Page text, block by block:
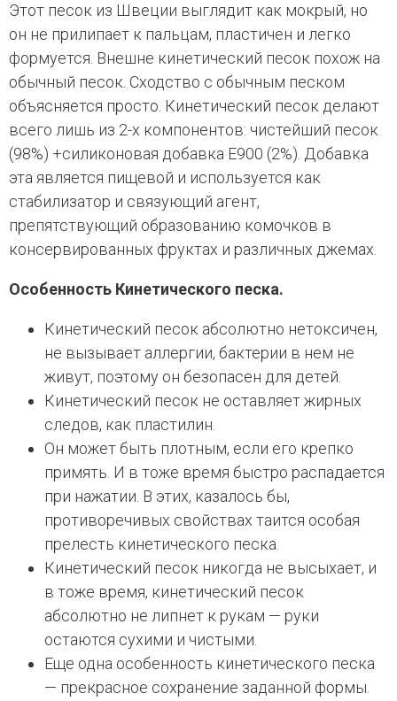
Этот песок из Швеции выглядит как мокрый, но
он не прилипает к пальцам, пластичен и легко
формуется. Внешне кинетический песок похож на
обычный песок. Сходство с обычным песком
объясняется просто. Кинетический песок делают
всего лишь из 2-х компонентов: чистейший песок
(98%) +силиконовая добавка Е900 (2%). Добавка
эта является пищевой и используется как
стабилизатор и связующий агент,
препятствующий образованию комочков в
консервированных фруктах и различных джемах.
Особенность Кинетического песка.
Кинетический песок абсолютно нетоксичен,
не вызывает аллергии, бактерии в нем не
живут, поэтому он безопасен для детей.
Кинетический песок не оставляет жирных
следов, как пластилин.
Он может быть плотным, если его крепко
примять. И в тоже время быстро распадается
при нажатии. В этих, казалось бы,
противоречивых свойствах таится особая
прелесть кинетического песка.
Кинетический песок никогда не высыхает, и
в тоже время, кинетический песок
абсолютно не липнет к рукам — руки
остаются сухими и чистыми.
Еще одна особенность кинетического песка
— прекрасное сохранение заданной формы.